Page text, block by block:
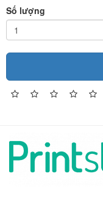
Số lượng